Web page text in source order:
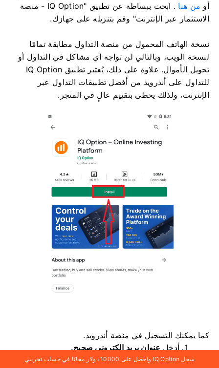
أو من هنا
. ابحث ببساطة عن تطبيق "IQ Option - منصة
الاستثمار عبر الإنترنت" وقم بتنزيله على جهازك.
نسخة الهاتف المحمول من منصة التداول مطابقة تمامًا
لنسخة الويب، وبالتالي لن تواجه أي مشاكل في التداول أو
تحويل الأموال. علاوة على ذلك، يُعتبر تطبيق IQ Option
للتداول على أندرويد من أفضل تطبيقات التداول عبر
الإنترنت، ولذلك يحظى بتقييم عالٍ في المتجر.
كما يمكنك التسجيل في منصة أندرويد.
أدخلعنوان بريد إلكتروني صحيح.
أنشئ كلمة مرور قوية. سجل IQ Option واحصل على 10000 دولار مجانًا في حساب تجريبي